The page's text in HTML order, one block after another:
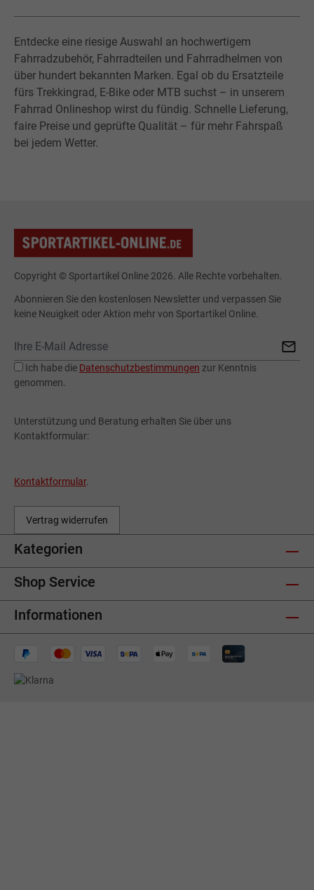
Entdecke eine riesige Auswahl an hochwertigem
Fahrradzubehör, Fahrradteilen und Fahrradhelmen von
über hundert bekannten Marken. Egal ob du Ersatzteile
fürs Trekkingrad, E-Bike oder MTB suchst – in unserem
Fahrrad Onlineshop wirst du fündig. Schnelle Lieferung,
faire Preise und geprüfte Qualität – für mehr Fahrspaß
bei jedem Wetter.
Copyright © Sportartikel Online 2026. Alle Rechte vorbehalten.
Abonnieren Sie den kostenlosen Newsletter und verpassen Sie
keine Neuigkeit oder Aktion mehr von Sportartikel Online.
Ich habe die Datenschutzbestimmungen zur Kenntnis
genommen.
Unterstützung und Beratung erhalten Sie über uns
Kontaktformular:
Kontaktformular.
Vertrag widerrufen
Kategorien
Shop Service
Informationen